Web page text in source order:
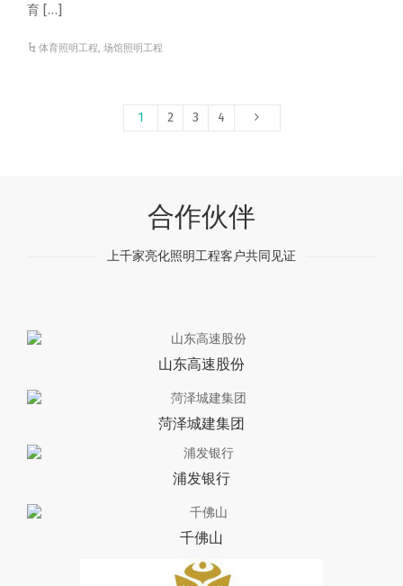
育 […]
体育照明工程,场馆照明工程
1 2 3 4
合作伙伴
上千家亮化照明工程客户共同见证
山东高速股份
菏泽城建集团
浦发银行
千佛山